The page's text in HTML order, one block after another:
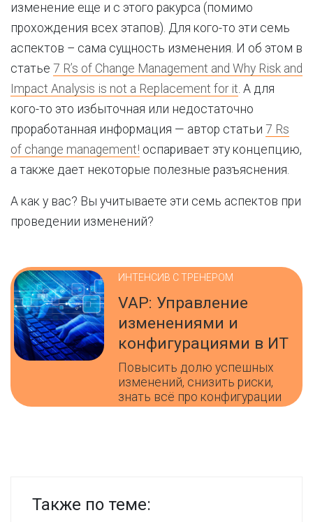
изменение еще и с этого ракурса (помимо
прохождения всех этапов). Для кого-то эти семь
аспектов – сама сущность изменения. И об этом в
статье 7 R’s of Change Management and Why Risk and
Impact Analysis is not a Replacement for it. А для
кого-то это избыточная или недостаточно
проработанная информация — автор статьи 7 Rs
of change management! оспаривает эту концепцию,
а также дает некоторые полезные разъяснения.
А как у вас? Вы учитываете эти семь аспектов при
проведении изменений?
ИНТЕНСИВ С ТРЕНЕРОМ
VAP: Управление
изменениями и
конфигурациями в ИТ
Повысить долю успешных
изменений, снизить риски,
знать всё про конфигурации
Также по теме: